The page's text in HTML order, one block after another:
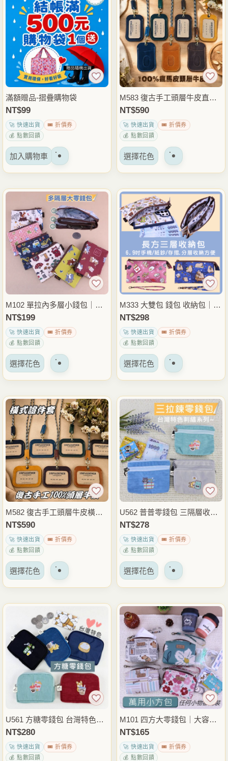
種
變
體。
可
以
在
產
頁
上
擇
選
種
變
體。
可
在
產
頁
上
擇
滿額贈品-摺疊購物袋
NT$99
🚀 快速出貨
🎟️ 折價券
💰 點數回饋
加入購物車
M583 復古手工頭層牛皮直立
式證件套 掛繩識別證套 交通
卡套 悠遊卡工作證卡夾 真皮
胸掛證件夾
NT$590
🚀 快速出貨
🎟️ 折價券
💰 點數回饋
選擇花色 該
有
多
種
變
體。
可
以
在
產
頁
上
擇
M102 單拉內多層小錢包｜小
巧多層收納短夾｜零錢卡片整
理｜隨身便攜包
NT$199
🚀 快速出貨
🎟️ 折價券
💰 點數回饋
選擇花色 該
有
多
種
變
體。
可
以
在
產
頁
上
擇
M333 大雙包 錢包 收納包｜紙
鈔平放｜零錢卡片整理｜隨身
出門必備
NT$298
🚀 快速出貨
🎟️ 折價券
💰 點數回饋
選擇花色 該
有
多
種
變
體。
可
以
產
頁
上
擇
M582 復古手工頭層牛皮橫式
證件套 掛繩識別證套 交通卡
套 悠遊卡工作證卡夾 真皮胸
掛證件夾
NT$590
🚀 快速出貨
🎟️ 折價券
💰 點數回饋
選擇花色 該
有
多
種
變
體。
可
以
產
頁
上
U562 普普零錢包 三隔層收納
｜電繡台灣特色圖騰系列
NT$278
🚀 快速出貨
🎟️ 折價券
💰 點數回饋
選擇花色 該
有
多
種
變
體。
可
以
在
產
頁
上
U561 方糖零錢包 台灣特色圖
騰防潑水小錢包 卡片包 鑰匙
包 隨身收納包
NT$280
🚀 快速出貨
🎟️ 折價券
💰 點數回饋
M101 四方大零錢包｜大容量
收納｜簡約四方造型｜出門隨
身包
NT$165
🚀 快速出貨
🎟️ 折價券
💰 點數回饋